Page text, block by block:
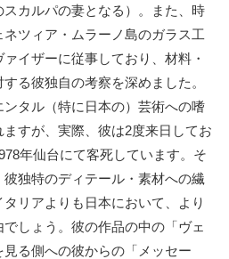
カルパの妻となる）。また、時
ツィア・ムラーノ島のガラス工
イザーに従事しており、材料・
る彼独自の考察を深めました。
タル（特に日本の）芸術への嗜
すが、実際、彼は2度来日してお
年仙台にて客死しています。そ
独特のディテール・素材への繊
リアよりも日本において、より
しょう。彼の作品の中の「ヴェ
る側への彼からの「メッセー